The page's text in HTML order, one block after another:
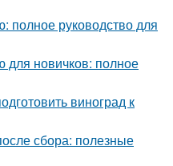
полное руководство для
для новичков: полное
виноград к
сбора: полезные